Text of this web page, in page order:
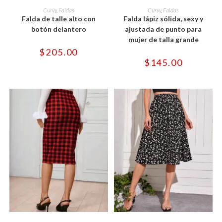
SELECCIONAR OPCIONES
producto
tiene
múltiples
variantes.
se
pueden
de
producto
Curvy, Faldas
Falda de talle alto con
botón delantero
$205.00
SELECCIONAR OPCIONES
producto
tiene
múltiples
variantes.
Las
opciones
elegir
de
producto
Curvy, Faldas
Falda lápiz sólida, sexy y
ajustada de punto para
mujer de talla grande
$ 145.00
Este
Este